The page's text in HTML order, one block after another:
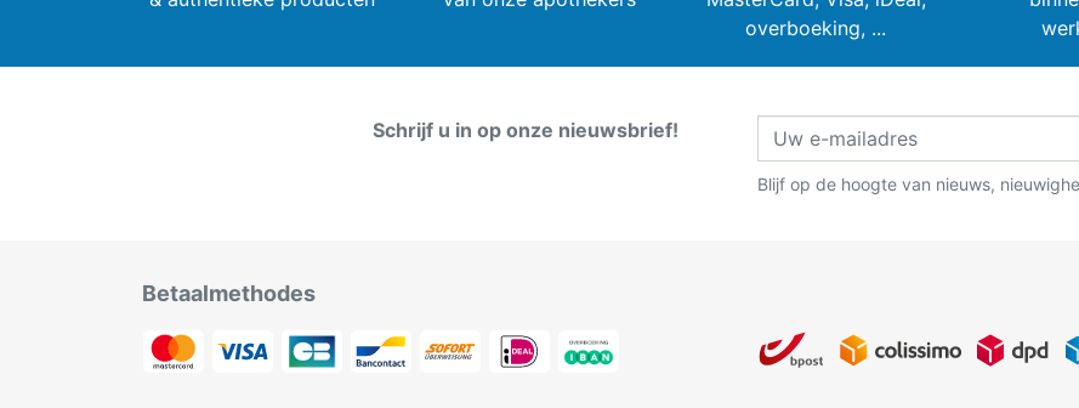
overboeking, ...
Schrijf u in op onze nieuwsbrief!
Blijf op de hoogte van nieuws,
Betaalmethodes